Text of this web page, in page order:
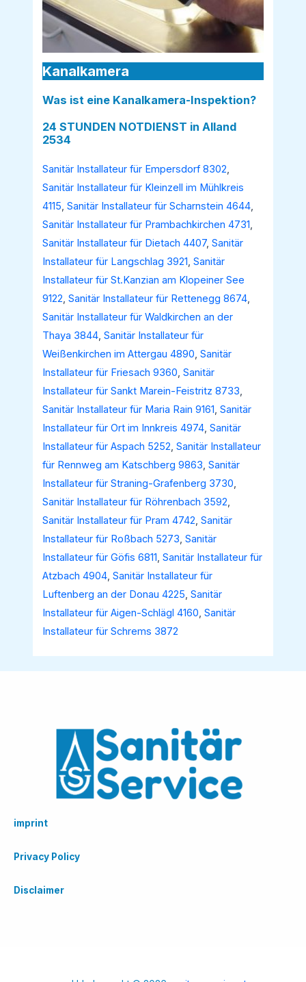
Kanalkamera
Was ist eine Kanalkamera-Inspektion?
24 STUNDEN NOTDIENST in Alland
2534
Sanitär Installateur für Empersdorf 8302,
Sanitär Installateur für Kleinzell im Mühlkreis
4115,Sanitär Installateur für Scharnstein 4644,
Sanitär Installateur für Prambachkirchen 4731,
Sanitär Installateur für Dietach 4407,Sanitär
Installateur für Langschlag 3921,Sanitär
Installateur für St.Kanzian am Klopeiner See
9122,Sanitär Installateur für Rettenegg 8674,
Sanitär Installateur für Waldkirchen an der
Thaya 3844,Sanitär Installateur für
Weißenkirchen im Attergau 4890,Sanitär
Installateur für Friesach 9360,Sanitär
Installateur für Sankt Marein-Feistritz 8733,
Sanitär Installateur für Maria Rain 9161,Sanitär
Installateur für Ort im Innkreis 4974,Sanitär
Installateur für Aspach 5252,Sanitär Installateur
für Rennweg am Katschberg 9863,Sanitär
Installateur für Straning-Grafenberg 3730,
Sanitär Installateur für Röhrenbach 3592,
Sanitär Installateur für Pram 4742,Sanitär
Installateur für Roßbach 5273,Sanitär
Installateur für Göfis 6811,Sanitär Installateur für
Atzbach 4904,Sanitär Installateur für
Luftenberg an der Donau 4225,Sanitär
Installateur für Aigen-Schlägl 4160,Sanitär
Installateur für Schrems 3872
imprint
Privacy Policy
Disclaimer